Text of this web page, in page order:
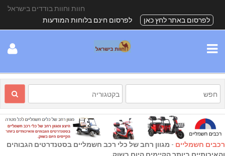
חוות וחוות בודדים בישראל
לפרסום באתר לחץ כאן
לפרסום חינם בלוחות המודעות
רכבים חשמליים - מגוון רחב של כלי רכב חשמליים בסטנדרטים הגבוהים
והאיכותיים ביותר הקיימים היום בשוק.